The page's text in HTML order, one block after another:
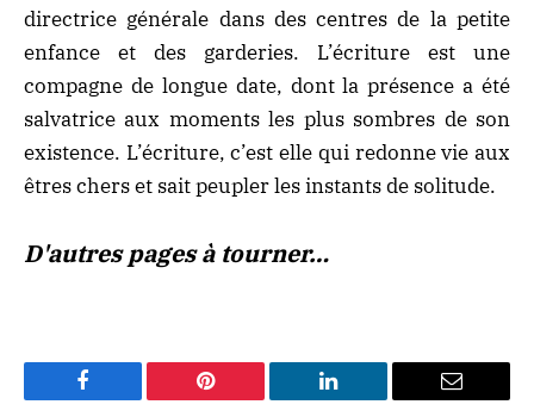
directrice générale dans des centres de la petite
enfance et des garderies. L’écriture est une
compagne de longue date, dont la présence a été
salvatrice aux moments les plus sombres de son
existence. L’écriture, c’est elle qui redonne vie aux
êtres chers et sait peupler les instants de solitude.
D'autres pages à tourner…
Facebook Pinterest LinkedIn Email